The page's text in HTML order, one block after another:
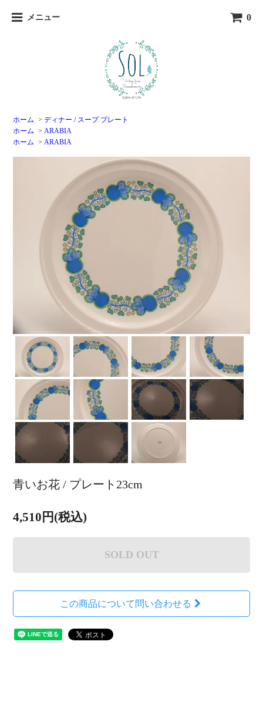
メニュー 0
ホーム >ディナー / スープ プレート
ホーム > ARABIA
ホーム > ARABIA
青いお花 / プレート23cm
4,510円(税込)
SOLD OUT
この商品について問い合わせる